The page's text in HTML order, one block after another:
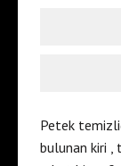
Petek
bulunan kiri